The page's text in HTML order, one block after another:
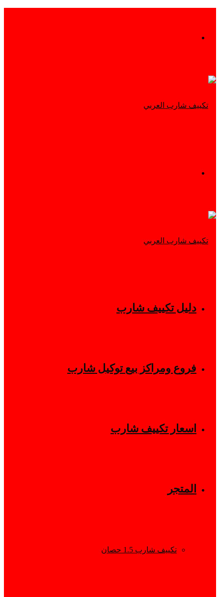
دليل تكييف شارب
فروع ومراكز بيع توكيل شارب
اسعار تكييف شارب
المتجر
تكييف شارب 1.5 حصان